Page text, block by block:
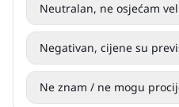
Neutralan, ne osjećam
Negativan, cijene su
Ne znam / ne mogu